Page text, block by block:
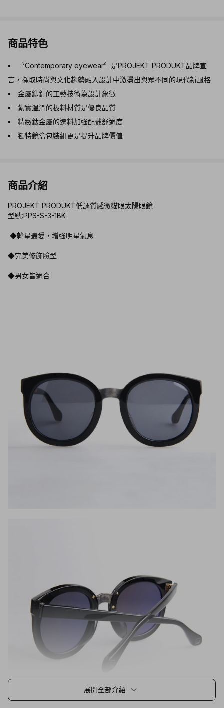
商品特色
〝Contemporary eyewear〞是PROJEKT PRODUKT品牌宣
言，擷取時尚與文化趨勢融入設計中激盪出與眾不同的現代新風格
金屬鉚釘的工藝技術為設計象徵
紮實溫潤的板料材質是優良品質
精緻鈦金屬的選料加強配戴舒適度
獨特鏡盒包裝組更是提升品牌價值
商品介紹
展開全部介紹
PROJEKT PRODUKT低調質感微貓眼太陽眼鏡
型號:PPS-S-3-1BK
◆韓星最愛，增強明星氣息
◆完美修飾臉型
◆男女皆適合